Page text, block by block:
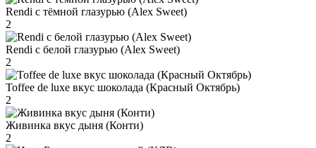
Rendi с тёмной глазурью (Alex Sweet)
2
Rendi с белой глазурью (Alex Sweet)
2
Toffee de luxe вкус шоколада (Красный Октябрь)
2
Живинка вкус дыня (Конти)
2